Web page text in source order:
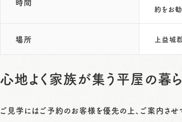
約をお勧
場所 上益城
心地よく家族が集う平屋の暮
ご見学にはご予約のお客様を優先の上、ご案内させ